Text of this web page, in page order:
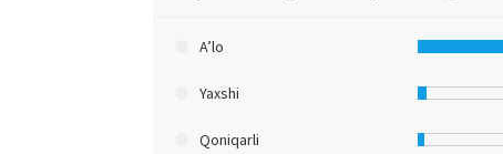
A’lo
Yaxshi
Qoniqarli